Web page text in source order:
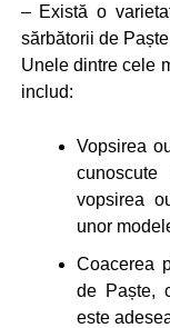
– Există o
sărbătorii de
Unele dintre cele
includ:
Vopsirea
vopsirea
unor
Coacerea
de Paște,
este